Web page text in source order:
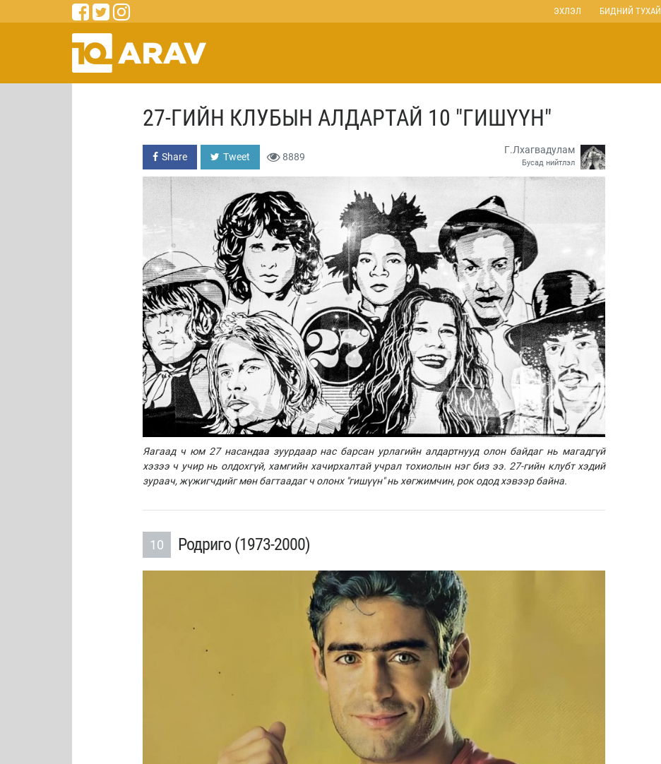
ЭХЛЭЛ БИДНИЙ ТУХАЙ
27-ГИЙН КЛУБЫН АЛДАРТАЙ 10 "ГИШҮҮН"
Share Tweet 8889
Г.Лхагвадулам
Бусад нийтлэл
Яагаад ч юм 27 насандаа зуурдаар нас барсан урлагийн алдартнууд олон байдаг нь магадгүй
хэзээ ч учир нь олдохгүй, хамгийн хачирхалтай учрал тохиолын нэг биз ээ. 27-гийн клубт хэдий
зураач, жүжигчдийг мөн багтаадаг ч олонх "гишүүн" нь хөгжимчин, рок одод хэвээр байна.
10 Родриго (1973-2000)